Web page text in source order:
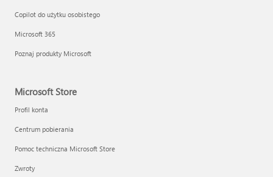
Copilot do użytku osobistego
Microsoft 365
Poznaj produkty Microsoft
Microsoft Store
Profil konta
Centrum pobierania
Pomoc techniczna Microsoft Store
Zwroty